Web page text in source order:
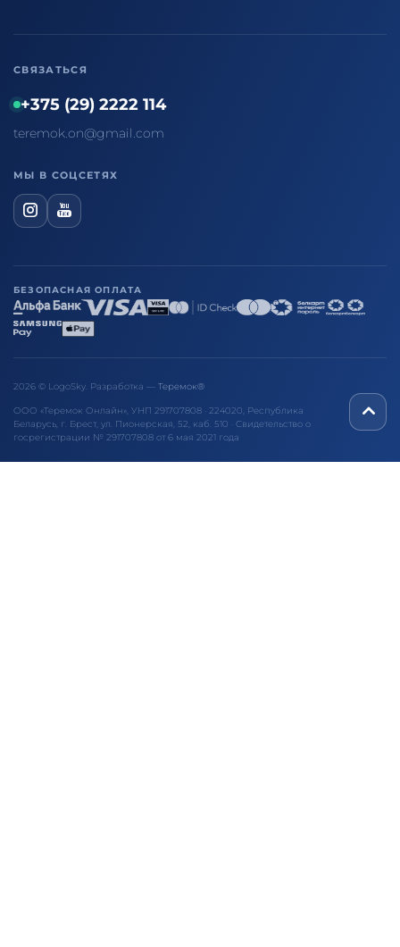
СВЯЗАТЬСЯ
+375 (29) 2222 114
teremok.on@gmail.com
МЫ В СОЦСЕТЯХ
БЕЗОПАСНАЯ ОПЛАТА
2026 © LogoSky. Разработка — Теремок®
ООО «Теремок Онлайн», УНП 291707808 · 224020, Республика
Беларусь, г. Брест, ул. Пионерская, 52, каб. 510 · Свидетельство о
госрегистрации № 291707808 от 6 мая 2021 года